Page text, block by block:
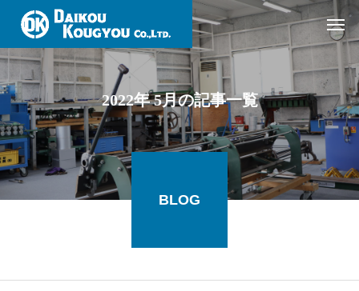
2022年 5月の記事一覧
BLOG